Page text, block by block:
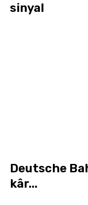
sinyal
Deutsche
kâr...